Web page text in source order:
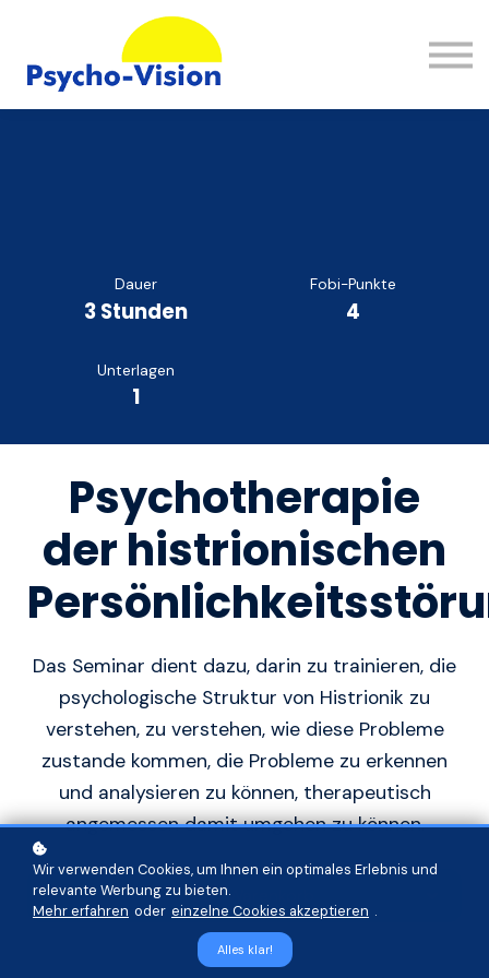
Wissen
FAQ
Kontakt
Dauer
3 Stunden
Fobi-Punkte
4
Unterlagen
1
Psychotherapie
der histrionischen
Das Seminar dient dazu, darin zu trainieren, die
psychologische Struktur von Histrionik zu
verstehen, zu verstehen, wie diese Probleme
zustande kommen, die Probleme zu erkennen
und analysieren zu können, therapeutisch
angemessen damit umgehen zu können.
In den Warenkorb
Wir verwenden Cookies, um Ihnen ein optimales Erlebnis und
relevante Werbung zu bieten.
Mehr erfahren oder einzelne Cookies akzeptieren .
Alles klar!